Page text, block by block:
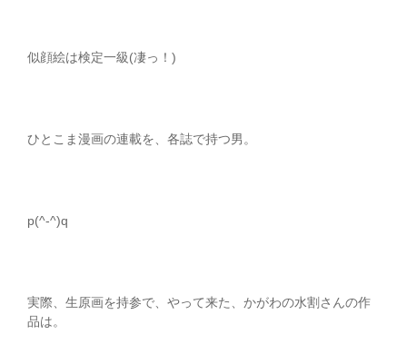
似顔絵は検定一級(凄っ！)
ひとこま漫画の連載を、各誌で持つ男。
p(^-^)q
実際、生原画を持参で、やって来た、かがわの水割さんの作
品は。